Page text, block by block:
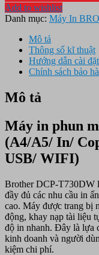
Add to wishlist
Danh mục: Máy In
Mô tả
Thông số kĩ thuật
Hướng dẫn cài đặt
Chính sách bảo
Mô tả
Máy in phun
(A4/A5/ In/
USB/ WIFI)
Brother DCP-T730DW
đầy đủ các nhu cầu in
cao. Máy được trang bị
động, khay nạp tài liệu
độ in nhanh. Đây là lựa
kinh doanh và người
kiệm chi phí.